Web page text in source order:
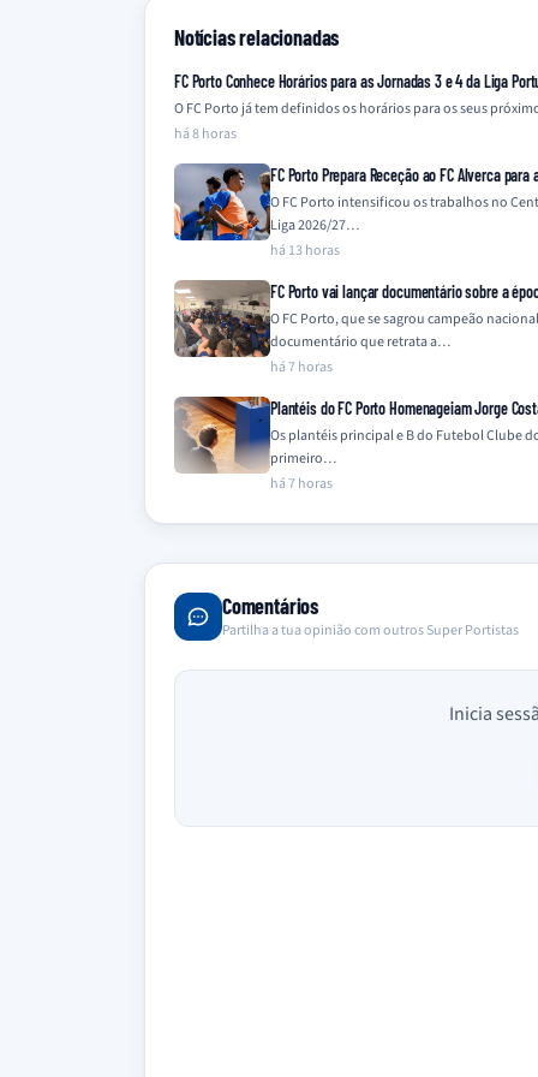
Notícias relacionadas
FC Porto Conhece Horários para as Jornadas 3 e 4 da Liga
O FC Porto já tem definidos os horários para os seus
há 8 horas
FC Porto Prepara Receção ao FC Alverca
O FC Porto intensificou os trabalhos no
Liga 2026/27…
há 13 horas
FC Porto vai lançar documentário sobre a
O FC Porto, que se sagrou campeão
documentário que retrata a…
há 7 horas
Plantéis do FC Porto Homenageiam Jorge
Os plantéis principal e B do Futebol Clube
primeiro…
há 7 horas
Comentários
Partilha a tua opinião com outros Super Portistas
Inicia